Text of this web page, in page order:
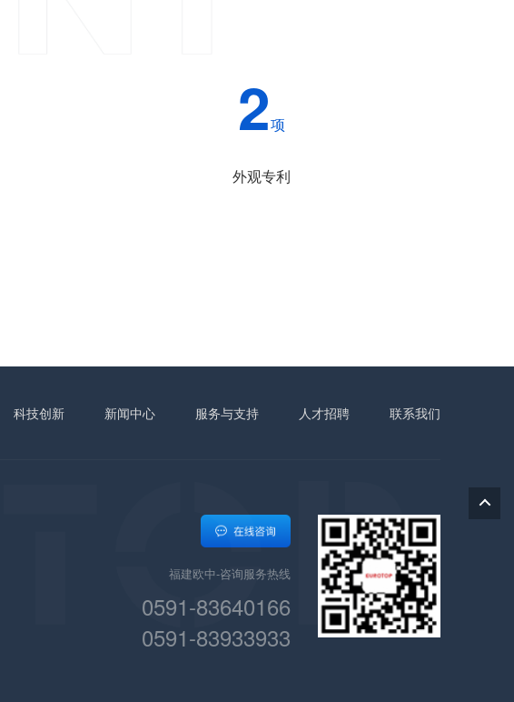
2项
外观专利
科技创新 新闻中心 服务与支持 人才招聘 联系我们
福建欧中-咨询服务热线
0591-83640166
0591-83933933